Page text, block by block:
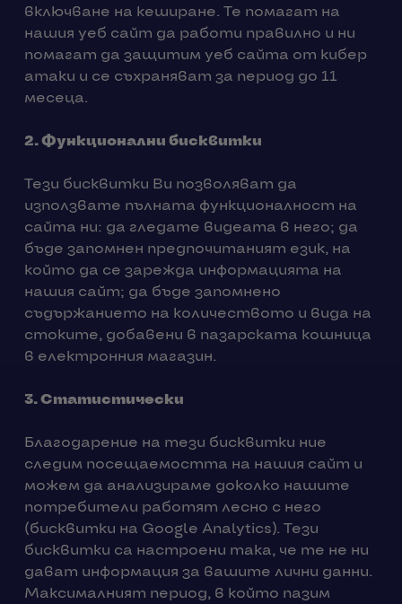
включване на кеширане. Те помагат на
нашия уеб сайт да работи правилно и ни
помагат да защитим уеб сайта от кибер
атаки и се съхраняват за период до 11
месеца.
2.Функционални бисквитки
Тези бисквитки Ви позволяват да
използвате пълната функционалност на
сайта ни: да гледате видеата в него; да
бъде запомнен предпочитаният език, на
който да се зарежда информацията на
нашия сайт; да бъде запомнено
съдържанието на количеството и вида на
стоките, добавени в пазарската кошница
в електронния магазин.
3.Статистически
Благодарение на тези бисквитки ние
следим посещаемостта на нашия сайт и
можем да анализираме доколко нашите
потребители работят лесно с него
(бисквитки на Google Analytics). Тези
бисквитки са настроени така, че те не ни
дават информация за вашите лични данни.
Максималният период, в който пазим